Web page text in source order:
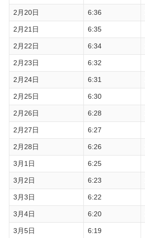
2月20日 6:36
2月21日 6:35
2月22日 6:34
2月23日 6:32
2月24日 6:31
2月25日 6:30
2月26日 6:28
2月27日 6:27
2月28日 6:26
3月1日 6:25
3月2日 6:23
3月3日 6:22
3月4日 6:20
3月5日 6:19